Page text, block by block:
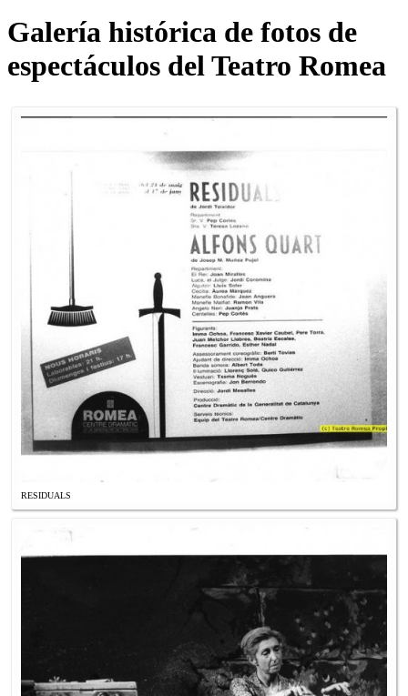
Galería histórica de fotos de
espectáculos del Teatro Romea
RESIDUALS